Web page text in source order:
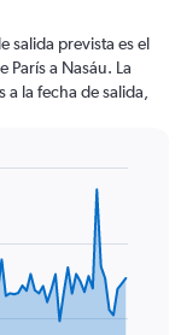
salida prevista es el
a Nasáu. La
la fecha de salida,